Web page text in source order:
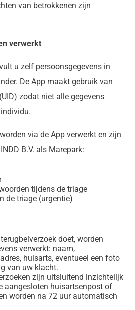
van betrokkenen zijn
verwerkt
u zelf persoonsgegevens in
De App maakt gebruik van
zodat niet alle gegevens
via de App verwerkt en zijn
B.V. als Marepark:
tijdens de triage
de triage (urgentie)
doet, worden
verwerkt: naam,
huisarts, eventueel een foto
van uw klacht.
zijn uitsluitend inzichtelijk
aangesloten huisartsenpost of
worden na 72 uur automatisch